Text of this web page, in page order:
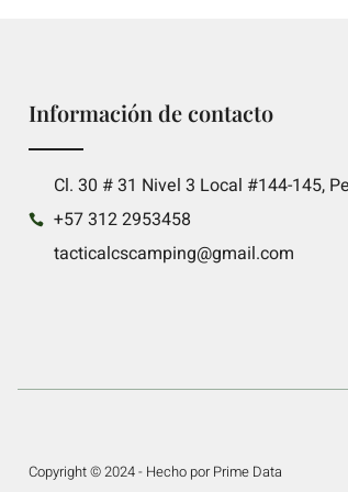
Información de contacto
Cl. 30 # 31 Nivel 3 Local #144-145,
+57 312 2953458
tacticalcscamping@gmail.com
Copyright © 2024 - Hecho por Prime Data